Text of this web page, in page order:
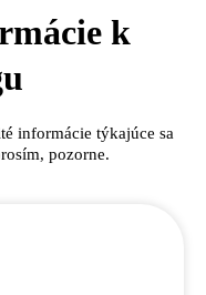
k
informácie týkajúce sa
pozorne.